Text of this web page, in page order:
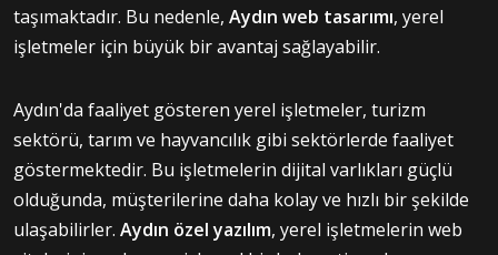
taşımaktadır. Bu nedenle, Aydın web tasarımı, yerel
işletmeler için büyük bir avantaj sağlayabilir.
Aydın'da faaliyet gösteren yerel işletmeler, turizm
sektörü, tarım ve hayvancılık gibi sektörlerde faaliyet
göstermektedir. Bu işletmelerin dijital varlıkları güçlü
olduğunda, müşterilerine daha kolay ve hızlı bir şekilde
ulaşabilirler. Aydın özel yazılım, yerel işletmelerin web